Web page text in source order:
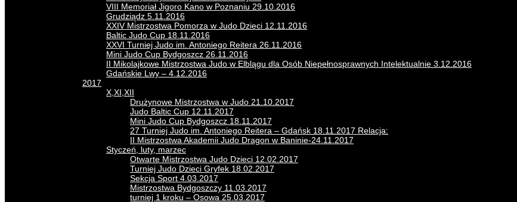
VIII Memoriał Jigoro Kano w Poznaniu 29.10.2016
Grudziądz 5.11.2016
XXIV Mistrzostwa Pomorza w Judo Dzieci 12.11.2016
Baltic Judo Cup 18.11.2016
XXVI Turniej Judo im. Antoniego Reitera 26.11.2016
Mini Judo Cup Bydgoszcz 26.11.2016
II Mikolajkowe Mistrzostwa Judo w Elblągu dla Osób Niepełnosprawnych Intelektualnie 3.12.2016
Gdańskie Lwy – 4.12.2016
2017
X,XI,XII
Drużynowe Mistrzostwa w Judo 21.10.2017
Judo Baltic Cup 12.11.2017
Mini Judo Cup Bydgoszcz 18.11.2017
27 Turniej Judo im. Antoniego Reitera – Gdańsk 18.11.2017 Relacja:
II Mistrzostwa Akademii Judo Dragon w Baninie-24.11.2017
Styczeń, luty, marzec
Otwarte Mistrzostwa Judo Dzieci 12.02.2017
Turniej Judo Dzieci Gryfek 18.02.2017
Sekcja Sport 4.03.2017
Mistrzostwa Bydgoszczy 11.03.2017
turniej 1 kroku – Osowa 25.03.2017